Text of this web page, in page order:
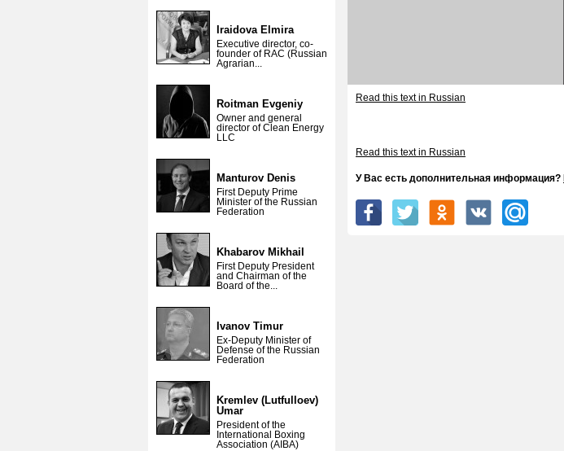
Iraidova Elmira
Executive director, co-
founder of RAC (Russian
Agrarian...
Roitman Evgeniy
Owner and general
director of Clean Energy
LLC
Manturov Denis
First Deputy Prime
Minister of the Russian
Federation
Khabarov Mikhail
First Deputy President
and Chairman of the
Board of the...
Ivanov Timur
Ex-Deputy Minister of
Defense of the Russian
Federation
Kremlev (Lutfulloev)
Umar
President of the
International Boxing
Association (AIBA)
Read this text in Russian
Read this text in Russian
У Вас есть дополнительная информация?